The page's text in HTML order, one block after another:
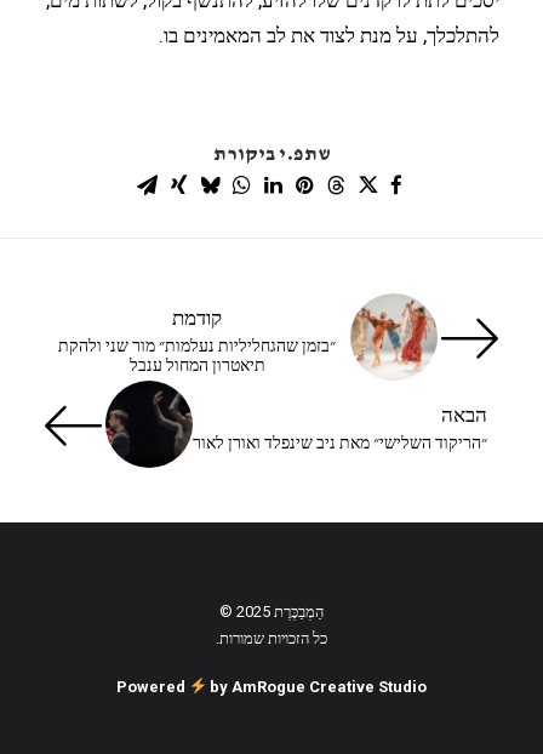
להתלכלך, על מנת לצוד את לב המאמינים בו.
שתפ.י ביקורת
קודמת
״בזמן שהגחליליות נעלמות״ מור שני ולהקת
תיאטרון המחול ענבל
הבאה
״הריקוד השלישי״ מאת ניב שינפלד ואורן לאור
הַמְבַכֶּרֶת 2025 ©
כל הזכויות שמורות.
Powered by AmRogue Creative Studio